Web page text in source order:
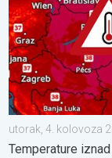
utorak, 4. kolovoza
Temperature iznad